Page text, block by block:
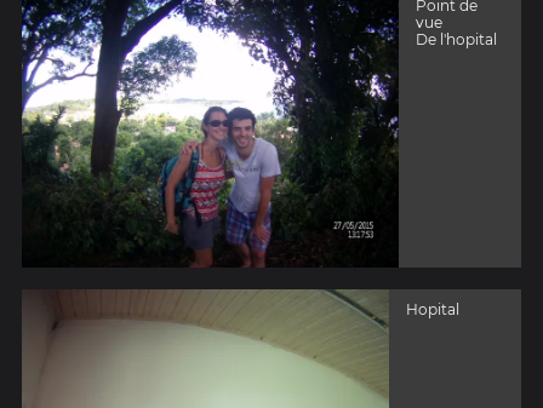
Point de
vue
De l'hopital
Hopital